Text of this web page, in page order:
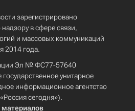
зарегистрировано
в сфере связи,
и массовых коммуникаций
2014 года.
Эл № ФС77-57640
унитарное
информационное агентство
сегодня»).
материалов